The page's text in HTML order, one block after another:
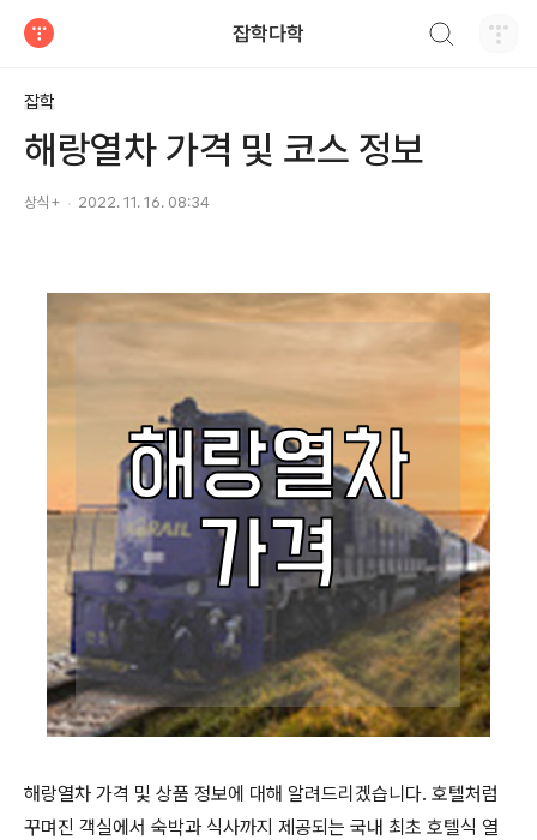
잡학다학
잡학
해랑열차 가격 및 코스 정보
상식+ 2022. 11. 16. 08:34
해랑열차 가격 및 상품 정보에 대해 알려드리겠습니다. 호텔처럼
꾸며진 객실에서 숙박과 식사까지 제공되는 국내 최초 호텔식 열